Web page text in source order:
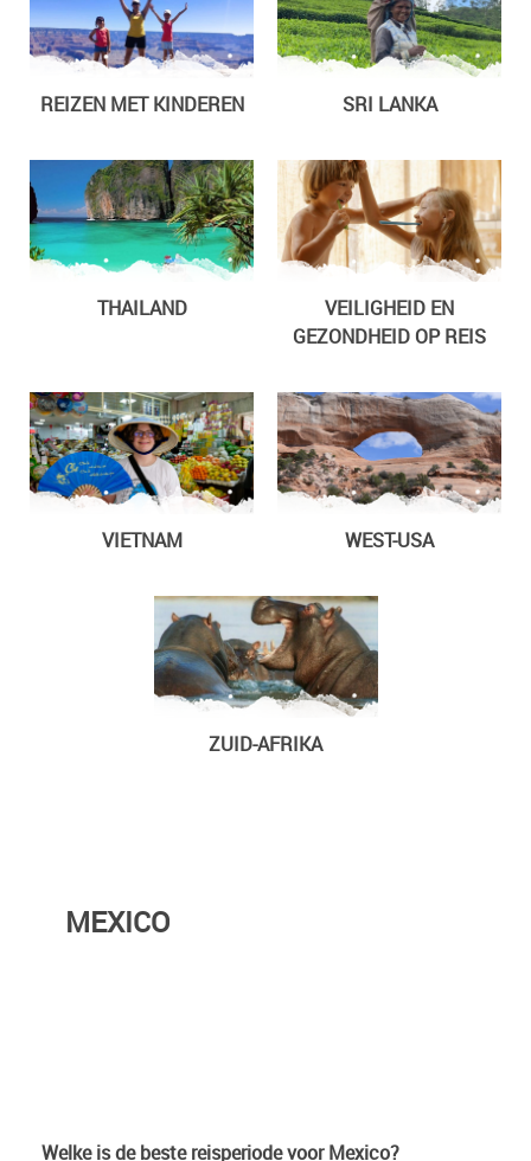
REIZEN MET KINDEREN SRI LANKA
THAILAND
VEILIGHEID EN
GEZONDHEID OP REIS
VIETNAM WEST-USA
ZUID-AFRIKA
MEXICO
Welke is de beste reisperiode voor Mexico?